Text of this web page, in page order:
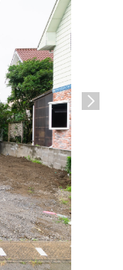
介護施